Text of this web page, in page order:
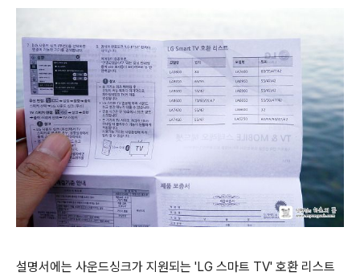
설명서에는 사운드싱크가 지원되는 'LG 스마트 TV' 호환 리스트